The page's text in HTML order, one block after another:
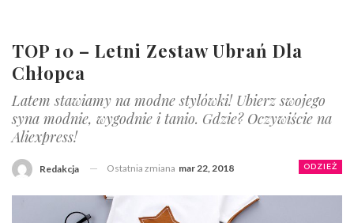
TOP 10 – Letni Zestaw Ubrań Dla
Chłopca
Latem stawiamy na modne stylówki! Ubierz swojego
syna modnie, wygodnie i tanio. Gdzie? Oczywiście na
Aliexpress!
ODZIEŻ
Redakcja Ostatnia zmiana mar 22, 2018